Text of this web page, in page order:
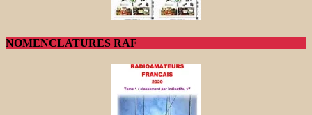
NOMENCLATURES RAF